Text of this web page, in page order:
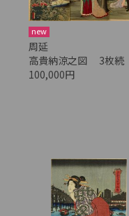
new
周延
高貴納涼之図 3枚続
100,000円